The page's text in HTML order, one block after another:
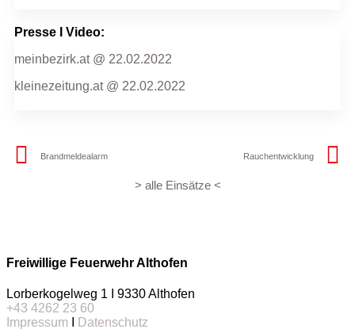
Presse I Video:
meinbezirk.at @ 22.02.2022
kleinezeitung.at @ 22.02.2022
Brandmeldealarm Rauchentwicklung
> alle Einsätze <
Freiwillige Feuerwehr Althofen
Lorberkogelweg 1 I 9330 Althofen
+43 4262 23 60
Impressum
Datenschutz